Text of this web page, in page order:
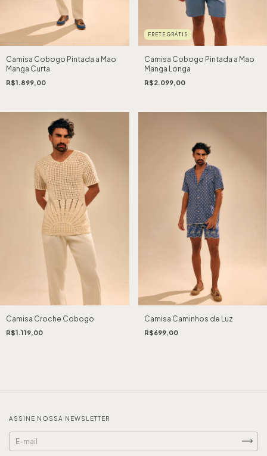
Camisa Cobogo Pintada a Mao
Manga Curta
R$1.899,00
FRETE GRÁTIS
Camisa Cobogo Pintada a Mao
Manga Longa
R$2.099,00
Camisa Croche Cobogo
R$1.119,00
Camisa Caminhos de Luz
R$699,00
ASSINE NOSSA NEWSLETTER